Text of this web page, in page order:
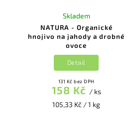
NATURA - Organické
hnojivo na jahody a drobné
ovoce
Skladem
131 Kč bez DPH
158 Kč / ks
105,33 Kč / 1 kg
Detail